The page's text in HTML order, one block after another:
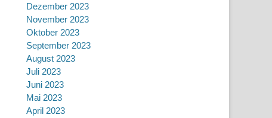
Dezember 2023
November 2023
Oktober 2023
September 2023
August 2023
Juli 2023
Juni 2023
Mai 2023
April 2023